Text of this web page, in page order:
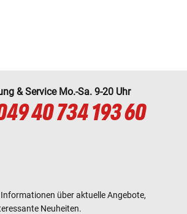
& Service Mo.-Sa. 9-20 Uhr
40 734 193 60
über aktuelle Angebote,
Neuheiten.